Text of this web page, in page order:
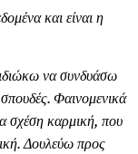
και είναι η
να συνδυάσω
Φαινομενικά
σχέση καρμική, που
Δουλεύω προς